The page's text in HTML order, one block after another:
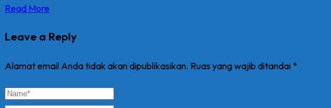
Read More
Leave a Reply
Alamat email Anda tidak akan dipublikasikan. Ruas yang wajib ditandai *